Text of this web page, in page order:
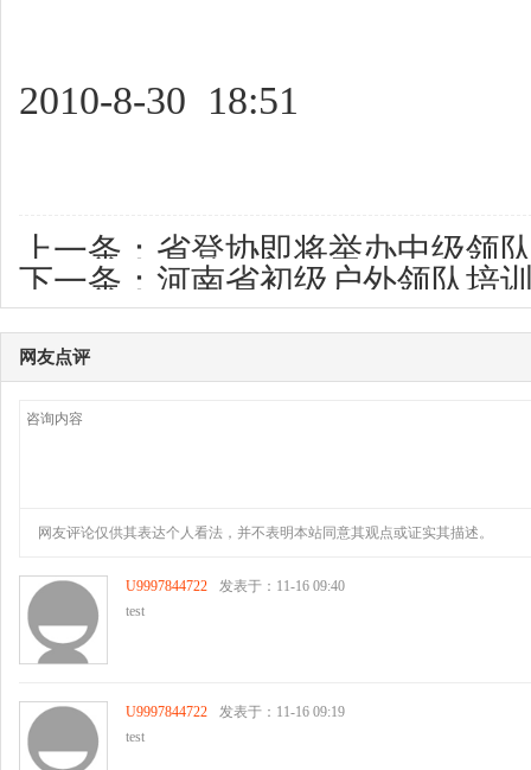
2010-8-30 18:51
上一条： 省登协即将举办中级领
下一条： 河南省初级户外领队培